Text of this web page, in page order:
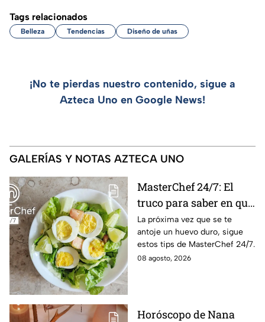
Tags relacionados
Belleza Tendencias Diseño de uñas
¡No te pierdas nuestro contenido, sigue a
Azteca Uno en Google News!
GALERÍAS Y NOTAS AZTECA UNO
MasterChef 24/7: El
truco para saber en qué
momento está listo un
huevo cocido
La próxima vez que se te
antoje un huevo duro, sigue
estos tips de MasterChef 24/7.
08 agosto, 2026
Horóscopo de Nana